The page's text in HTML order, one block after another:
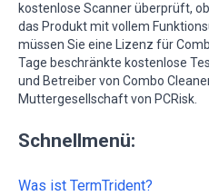
kostenlose Scanner überprüft,
das Produkt mit vollem
müssen Sie eine Lizenz für
Tage beschränkte kostenlose
und Betreiber von Combo
Muttergesellschaft von PCRisk.
Schnellmenü:
Was ist TermTrident?